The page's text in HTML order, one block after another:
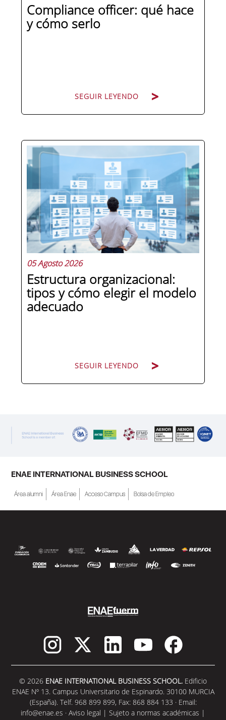
Compliance officer: qué hace
y cómo serlo
SEGUIR LEYENDO
Pocas figuras han ganado tanto peso
en la estructura corporativa española
en la última década como el
compliance officer. Desde que la
reforma del Código Penal extendió la
responsabilidad penal a las personas
jurídicas, las empresas de cualquier...
05 Agosto 2026
Estructura organizacional:
tipos y cómo elegir el modelo
adecuado
SEGUIR LEYENDO
cambia de dirección estratégica, una
de las primeras preguntas que surgen
respuesta no es trivial. La estructura
decide qué, cómo fluye la información
y,...
SEGUIR LEYENDO
ENAE INTERNATIONAL BUSINESS SCHOOL
Área alumni Área Enae Acceso Campus Bolsa de Empleo
© 2026 ENAE INTERNATIONAL BUSINESS SCHOOL. Edificio
ENAE Nº 13. Campus Universitario de Espinardo. 30100 MURCIA
(España). Telf. 968 899 899, Fax: 868 884 133 · Email:
info@enae.es · Aviso legal | Sujeto a normas académicas |